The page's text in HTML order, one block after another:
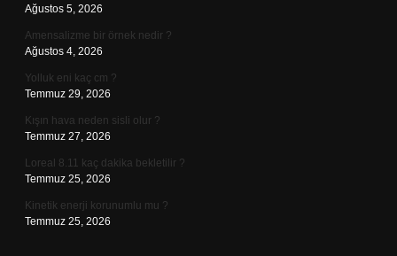
Ağustos 5, 2026
Amensalizme bir örnek nedir ?
Ağustos 4, 2026
Yolluk eni kaç cm ?
Temmuz 29, 2026
Kışın hava neden sisli olur ?
Temmuz 27, 2026
Loreal 8.11 kaç dakika bekletilir ?
Temmuz 25, 2026
Kinetik enerji korunumlu mu ?
Temmuz 25, 2026